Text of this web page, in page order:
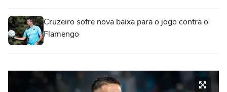
Cruzeiro sofre nova baixa para o jogo contra o
Flamengo